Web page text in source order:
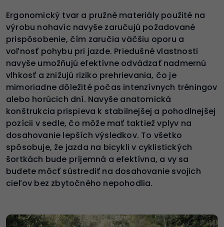
Ergonomický tvar a pružné materiály použité na
výrobu nohavíc navyše zaručujú požadované
prispôsobenie, čím zaručia väčšiu oporu a
voľnosť pohybu pri jazde. Priedušné vlastnosti
navyše umožňujú efektívne odvádzať nadmernú
vlhkosť a znižujú riziko prehrievania, čo je
mimoriadne dôležité počas intenzívnych tréningov
alebo horúcich dní. Navyše anatomická
konštrukcia prispieva k stabilnejšej a pohodlnejšej
pozícii v sedle, čo môže mať taktiež vplyv na
dosahovanie lepších výsledkov. To všetko
spôsobuje, že jazda na bicykli v cyklistických
šortkách bude príjemná a efektívna, a vy sa
budete môcť sústrediť na dosahovanie svojich
cieľov bez zbytočného nepohodlia.